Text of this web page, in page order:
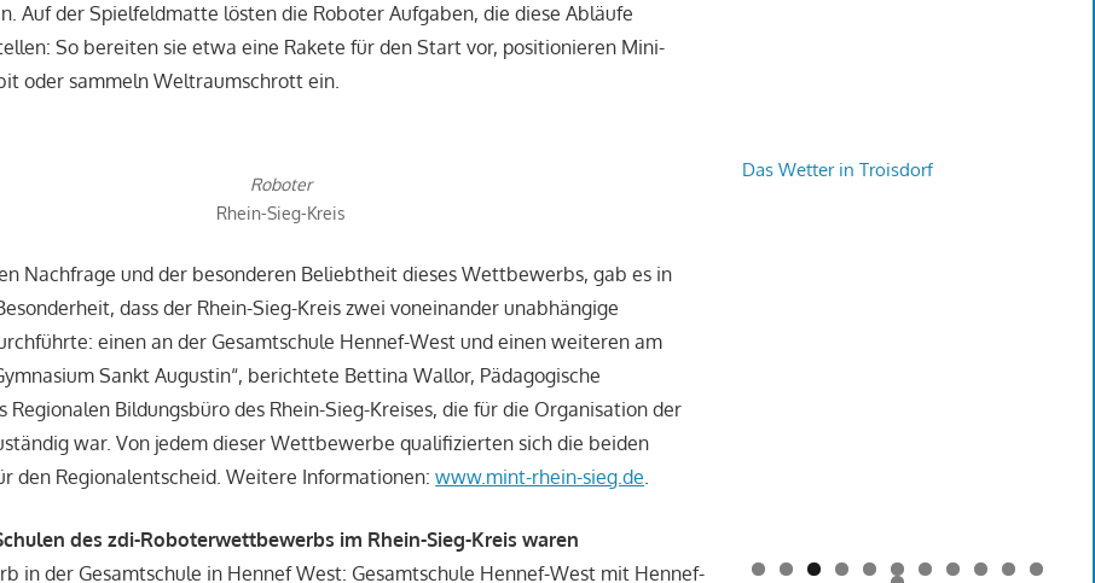
Auf der Spielfeldmatte lösten die Roboter Aufgaben, die diese Abläufe
So bereiten sie etwa eine Rakete für den Start vor, positionieren Mini-
oder sammeln Weltraumschrott ein.
Roboter
Rhein-Sieg-Kreis
Nachfrage und der besonderen Beliebtheit dieses Wettbewerbs, gab es in
dass der Rhein-Sieg-Kreis zwei voneinander unabhängige
einen an der Gesamtschule Hennef-West und einen weiteren am
Sankt Augustin“, berichtete Bettina Wallor, Pädagogische
Bildungsbüro des Rhein-Sieg-Kreises, die für die Organisation der
war. Von jedem dieser Wettbewerbe qualifizierten sich die beiden
den Regionalentscheid. Weitere Informationen:www.mint-rhein-sieg.de.
des zdi-Roboterwettbewerbs im Rhein-Sieg-Kreis waren
in der Gesamtschule in Hennef West: Gesamtschule Hennef-West mit Hennef-
Das Wetter in Troisdorf